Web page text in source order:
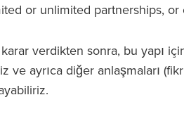
or unlimited partnerships,
verdikten sonra, bu yapı
ve ayrıca diğer anlaşmaları